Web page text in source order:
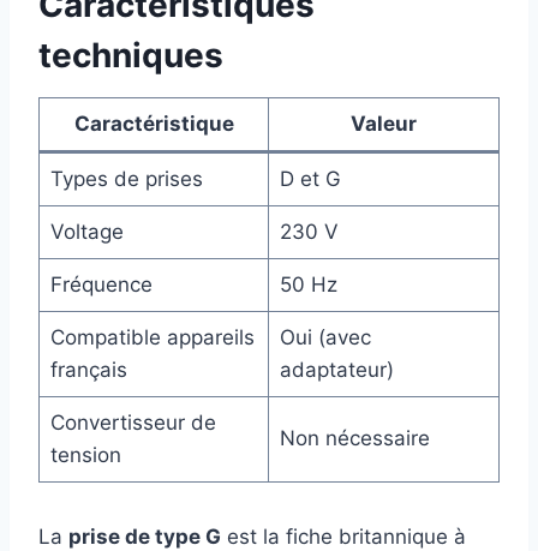
techniques
Caractéristique Valeur
Types de prises D et G
Voltage 230 V
Fréquence 50 Hz
Compatible appareils
français
Oui (avec
adaptateur)
Convertisseur de
tension
Non nécessaire
La prise de type G est la fiche britannique à